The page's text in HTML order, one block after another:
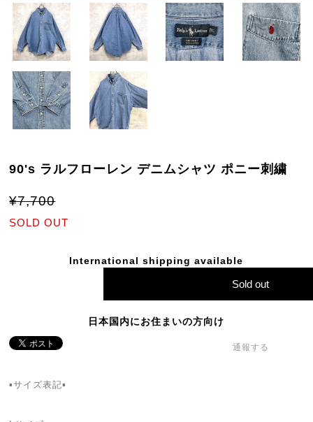
90's ラルフローレン デニムシャツ ポニー刺繍
¥7,700
SOLD OUT
International shipping available
Sold out
日本国内にお住まいの方向け
通報する
▪サイズ表記▪